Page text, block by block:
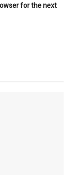
for the next